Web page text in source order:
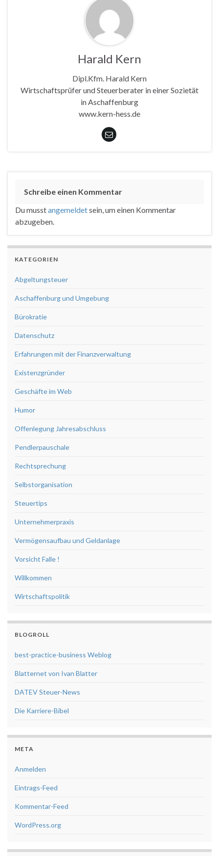
Harald Kern
Dipl.Kfm. Harald Kern
Wirtschaftsprüfer und Steuerberater in einer Sozietät
in Aschaffenburg
www.kern-hess.de
Schreibe einen Kommentar
Du musstangemeldetsein, um einen Kommentar
abzugeben.
KATEGORIEN
Abgeltungsteuer
Aschaffenburg und Umgebung
Bürokratie
Datenschutz
Erfahrungen mit der Finanzverwaltung
Existenzgründer
Geschäfte im Web
Humor
Offenlegung Jahresabschluss
Pendlerpauschale
Rechtsprechung
Selbstorganisation
Steuertips
Unternehmerpraxis
Vermögensaufbau und Geldanlage
Vorsicht Falle !
Willkommen
Wirtschaftspolitik
BLOGROLL
best-practice-business Weblog
Blatternet von Ivan Blatter
DATEV Steuer-News
Die Karriere-Bibel
META
Anmelden
Eintrags-Feed
Kommentar-Feed
WordPress.org